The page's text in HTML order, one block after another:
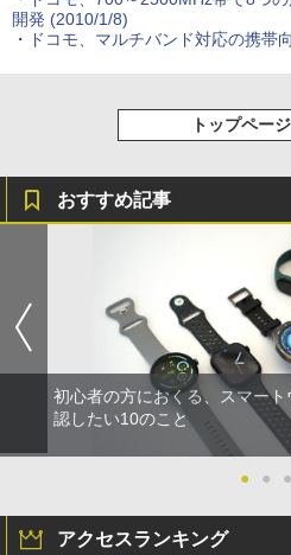
開発 (2010/1/8)
・
ドコモ、マルチバンド対応の携帯
トップペー
おすすめ記事
初心者の方におくる、スマー
認したい10のこと
● ● ●
アクセスランキング